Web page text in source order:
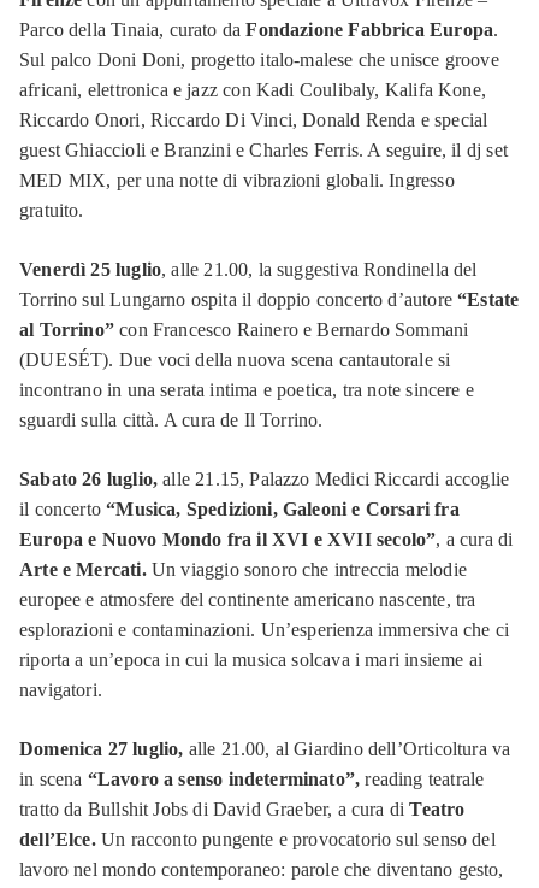
Parco della Tinaia, curato daFondazione Fabbrica Europa.
Sul palco Doni Doni, progetto italo-malese che unisce groove
africani, elettronica e jazz con Kadi Coulibaly, Kalifa Kone,
Riccardo Onori, Riccardo Di Vinci, Donald Renda e special
guest Ghiaccioli e Branzini e Charles Ferris. A seguire, il dj set
MED MIX, per una notte di vibrazioni globali. Ingresso
gratuito.
Venerdì 25 luglio, alle 21.00, la suggestiva Rondinella del
Torrino sul Lungarno ospita il doppio concerto d’autore“Estate
al Torrino”con Francesco Rainero e Bernardo Sommani
(DUESÉT). Due voci della nuova scena cantautorale si
incontrano in una serata intima e poetica, tra note sincere e
sguardi sulla città. A cura de Il Torrino.
Sabato 26 luglio,alle 21.15, Palazzo Medici Riccardi accoglie
il concerto“Musica, Spedizioni, Galeoni e Corsari fra
Europa e Nuovo Mondo fra il XVI e XVII secolo”, a cura di
Arte e Mercati.Un viaggio sonoro che intreccia melodie
europee e atmosfere del continente americano nascente, tra
esplorazioni e contaminazioni. Un’esperienza immersiva che ci
riporta a un’epoca in cui la musica solcava i mari insieme ai
navigatori.
Domenica 27 luglio, alle 21.00, al Giardino dell’Orticoltura va
in scena “Lavoro a senso indeterminato”, reading teatrale
tratto da Bullshit Jobs di David Graeber, a cura diTeatro
dell’Elce.Un racconto pungente e provocatorio sul senso del
lavoro nel mondo contemporaneo: parole che diventano gesto,